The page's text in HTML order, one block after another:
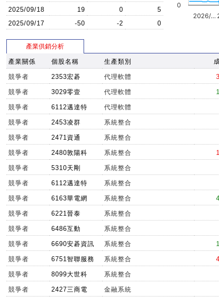
2025/09/18
19 0
5
2025/09/17
-50 -2 0
2026/…
0
產業供銷分析
產業關係 個股名稱 生產類別
競爭者 2353宏碁 代理軟體
競爭者 3029零壹 代理軟體
競爭者 6112邁達特 代理軟體
競爭者 2453凌群 系統整合
競爭者 2471資通 系統整合
競爭者 2480敦陽科 系統整合
競爭者 5310天剛 系統整合
競爭者 6112邁達特 系統整合
競爭者 6163華電網 系統整合
競爭者 6221晉泰 系統整合
競爭者 6486互動 系統整合
競爭者 6690安碁資訊 系統整合
競爭者 6751智聯服務 系統整合
競爭者 8099大世科 系統整合
競爭者 2427三商電 金融系統